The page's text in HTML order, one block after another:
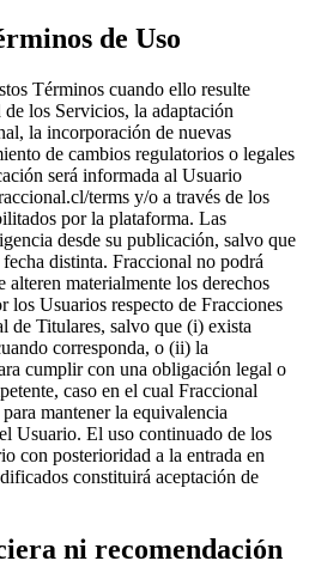
de Uso
Términos cuando ello resulte
los Servicios, la adaptación
la incorporación de nuevas
de cambios regulatorios o legales
será informada al Usuario
terms y/o a través de los
por la plataforma. Las
desde su publicación, salvo que
distinta. Fraccional no podrá
materialmente los derechos
los Usuarios respecto de Fracciones
de Titulares, salvo que (i) exista
corresponda, o (ii) la
cumplir con una obligación legal o
caso en el cual Fraccional
mantener la equivalencia
Usuario. El uso continuado de los
con posterioridad a la entrada en
constituirá aceptación de
ni recomendación